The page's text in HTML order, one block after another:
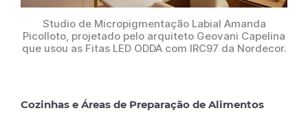
Studio de Micropigmentação Labial Amanda
Picolloto, projetado pelo arquiteto Geovani Capelina
que usou as Fitas LED ODDA com IRC97 da Nordecor.
Cozinhas e Áreas de Preparação de Alimentos